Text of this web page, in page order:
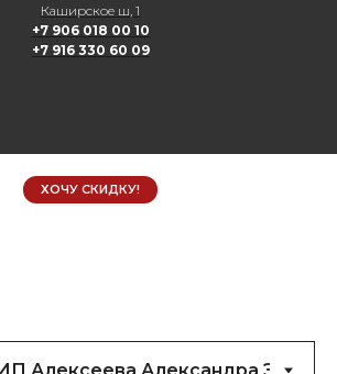
Каширское ш, 1
+7 906 018 00 10
+7 916 330 60 09
ХОЧУ СКИДКУ!